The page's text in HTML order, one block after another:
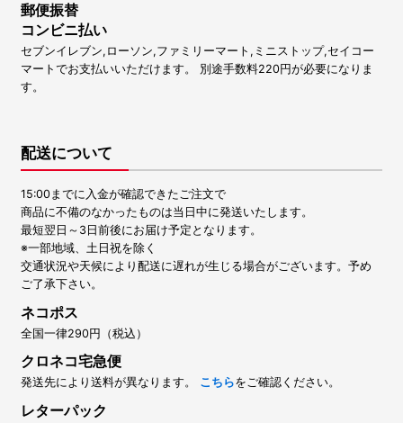
郵便振替
コンビニ払い
セブンイレブン,ローソン,ファミリーマート,ミニストップ,セイコー
マートでお支払いいただけます。 別途手数料220円が必要になりま
す。
配送について
15:00までに入金が確認できたご注文で
商品に不備のなかったものは当日中に発送いたします。
最短翌日～3日前後にお届け予定となります。
※一部地域、土日祝を除く
交通状況や天候により配送に遅れが生じる場合がございます。予め
ご了承下さい。
ネコポス
全国一律290円（税込）
クロネコ宅急便
発送先により送料が異なります。 こちらをご確認ください。
レターパック